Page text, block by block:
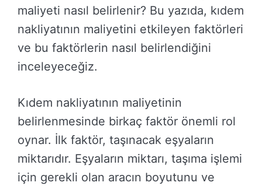
maliyeti nasıl belirlenir? Bu yazıda, kıdem
nakliyatının maliyetini etkileyen faktörleri
ve bu faktörlerin nasıl belirlendiğini
inceleyeceğiz.
Kıdem nakliyatının maliyetinin
belirlenmesinde birkaç faktör önemli rol
oynar. İlk faktör, taşınacak eşyaların
miktarıdır. Eşyaların miktarı, taşıma işlemi
için gerekli olan aracın boyutunu ve